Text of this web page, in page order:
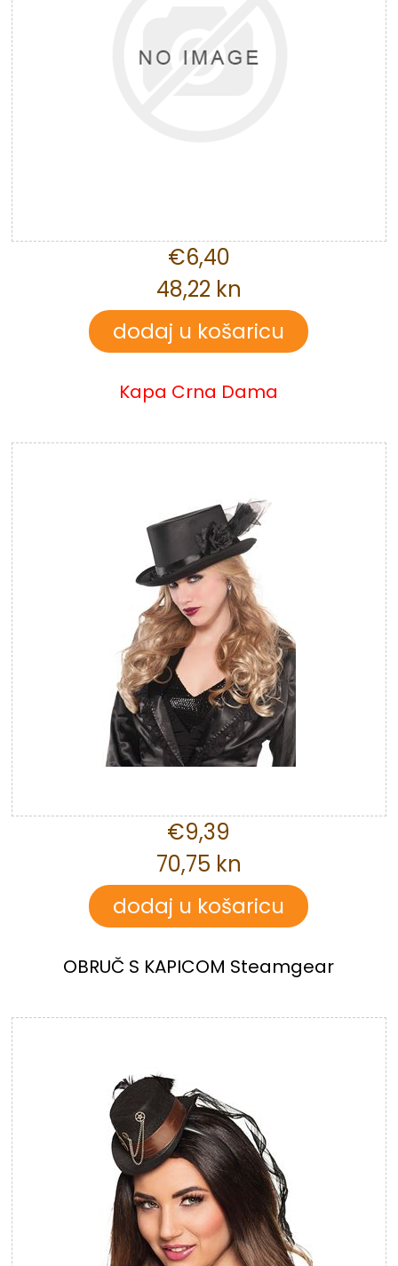
€6,40
48,22 kn
Kapa Crna Dama
€9,39
70,75 kn
OBRUČ S KAPICOM Steamgear